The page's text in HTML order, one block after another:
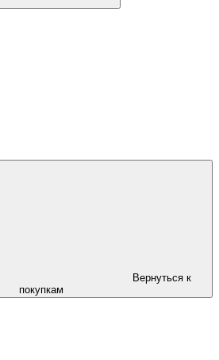
Вернуться к
покупкам